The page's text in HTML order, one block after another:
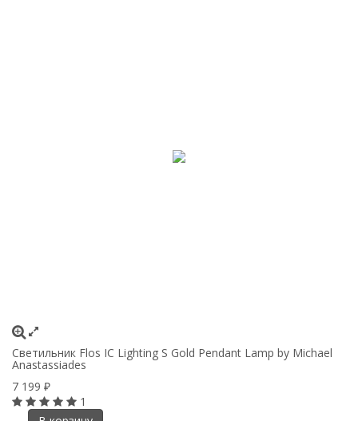
Светильник Flos IC Lighting S Gold Pendant Lamp by Michael
Anastassiades
7 199 ₽
1